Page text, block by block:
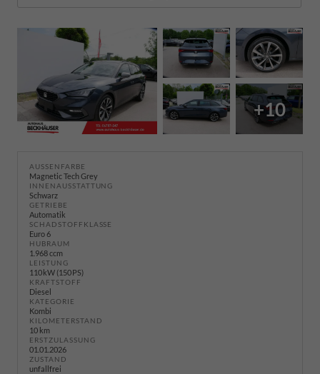
+10
AUSSENFARBE
Magnetic Tech Grey
INNENAUSSTATTUNG
Schwarz
GETRIEBE
Automatik
SCHADSTOFFKLASSE
Euro 6
HUBRAUM
1.968 ccm
LEISTUNG
110 kW (150 PS)
KRAFTSTOFF
Diesel
KATEGORIE
Kombi
KILOMETERSTAND
10 km
ERSTZULASSUNG
01.01.2026
ZUSTAND
unfallfrei